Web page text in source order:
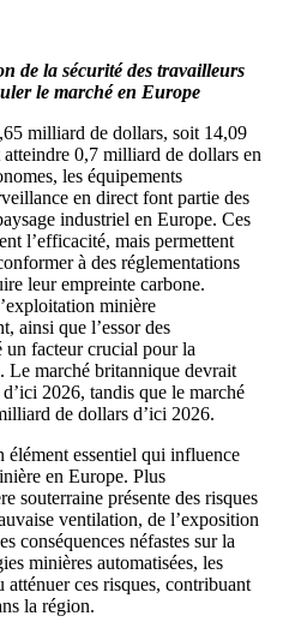
de la sécurité des travailleurs
le marché en Europe
milliard de dollars, soit 14,09
0,7 milliard de dollars en
les équipements
en direct font partie des
industriel en Europe. Ces
l’efficacité, mais permettent
à des réglementations
leur empreinte carbone.
minière
ainsi que l’essor des
un facteur crucial pour la
Le marché britannique devrait
2026, tandis que le marché
de dollars d’ici 2026.
élément essentiel qui influence
en Europe. Plus
souterraine présente des risques
ventilation, de l’exposition
conséquences néfastes sur la
minières automatisées, les
ces risques, contribuant
la région.